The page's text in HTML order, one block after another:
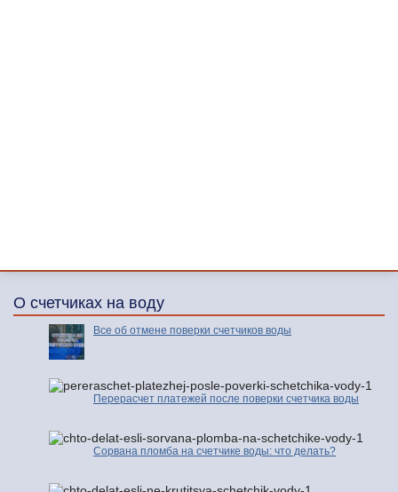
О счетчиках на воду
Все об отмене поверки счетчиков воды
Перерасчет платежей после поверки счетчика воды
Сорвана пломба на счетчике воды: что делать?